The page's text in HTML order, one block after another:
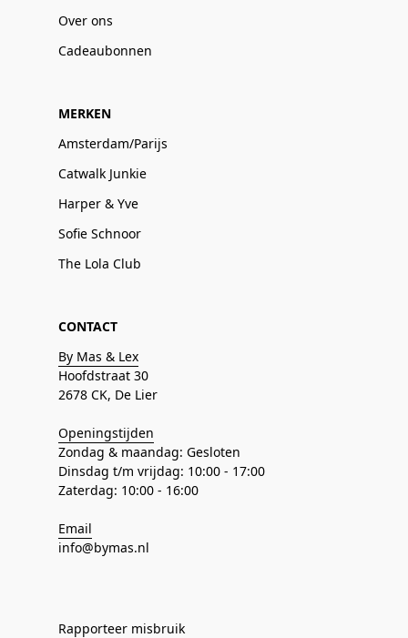
Over ons
Cadeaubonnen
MERKEN
Amsterdam/Parijs
Catwalk Junkie
Harper & Yve
Sofie Schnoor
The Lola Club
CONTACT
By Mas & Lex
Hoofdstraat 30
2678 CK, De Lier
Openingstijden
Zondag & maandag: Gesloten
Dinsdag t/m vrijdag: 10:00 - 17:00
Zaterdag: 10:00 - 16:00
Email
info@bymas.nl
Rapporteer misbruik